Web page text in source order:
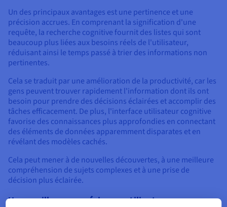
Un des principaux avantages est une pertinence et une
précision accrues. En comprenant la signification d'une
requête, la recherche cognitive fournit des listes qui sont
beaucoup plus liées aux besoins réels de l'utilisateur,
réduisant ainsi le temps passé à trier des informations non
pertinentes.
Cela se traduit par une amélioration de la productivité, car les
gens peuvent trouver rapidement l'information dont ils ont
besoin pour prendre des décisions éclairées et accomplir des
tâches efficacement. De plus, l'interface utilisateur cognitive
favorise des connaissances plus approfondies en connectant
des éléments de données apparemment disparates et en
révélant des modèles cachés.
Cela peut mener à de nouvelles découvertes, à une meilleure
compréhension de sujets complexes et à une prise de
décision plus éclairée.
Une meilleure expérience utilisateur